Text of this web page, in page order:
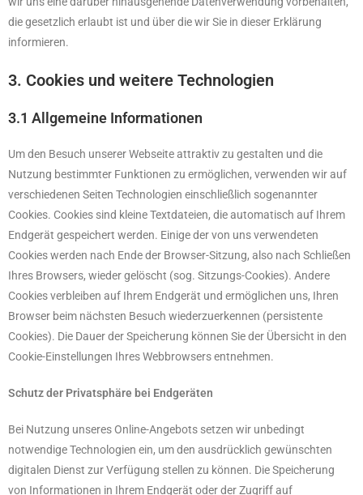
die gesetzlich erlaubt ist und über die wir Sie in dieser Erklärung
informieren.
3. Cookies und weitere Technologien
3.1 Allgemeine Informationen
Um den Besuch unserer Webseite attraktiv zu gestalten und die
Nutzung bestimmter Funktionen zu ermöglichen, verwenden wir auf
verschiedenen Seiten Technologien einschließlich sogenannter
Cookies. Cookies sind kleine Textdateien, die automatisch auf Ihrem
Endgerät gespeichert werden. Einige der von uns verwendeten
Cookies werden nach Ende der Browser-Sitzung, also nach Schließen
Ihres Browsers, wieder gelöscht (sog. Sitzungs-Cookies). Andere
Cookies verbleiben auf Ihrem Endgerät und ermöglichen uns, Ihren
Browser beim nächsten Besuch wiederzuerkennen (persistente
Cookies). Die Dauer der Speicherung können Sie der Übersicht in den
Cookie-Einstellungen Ihres Webbrowsers entnehmen.
Schutz der Privatsphäre bei Endgeräten
Bei Nutzung unseres Online-Angebots setzen wir unbedingt
notwendige Technologien ein, um den ausdrücklich gewünschten
digitalen Dienst zur Verfügung stellen zu können. Die Speicherung
von Informationen in Ihrem Endgerät oder der Zugriff auf